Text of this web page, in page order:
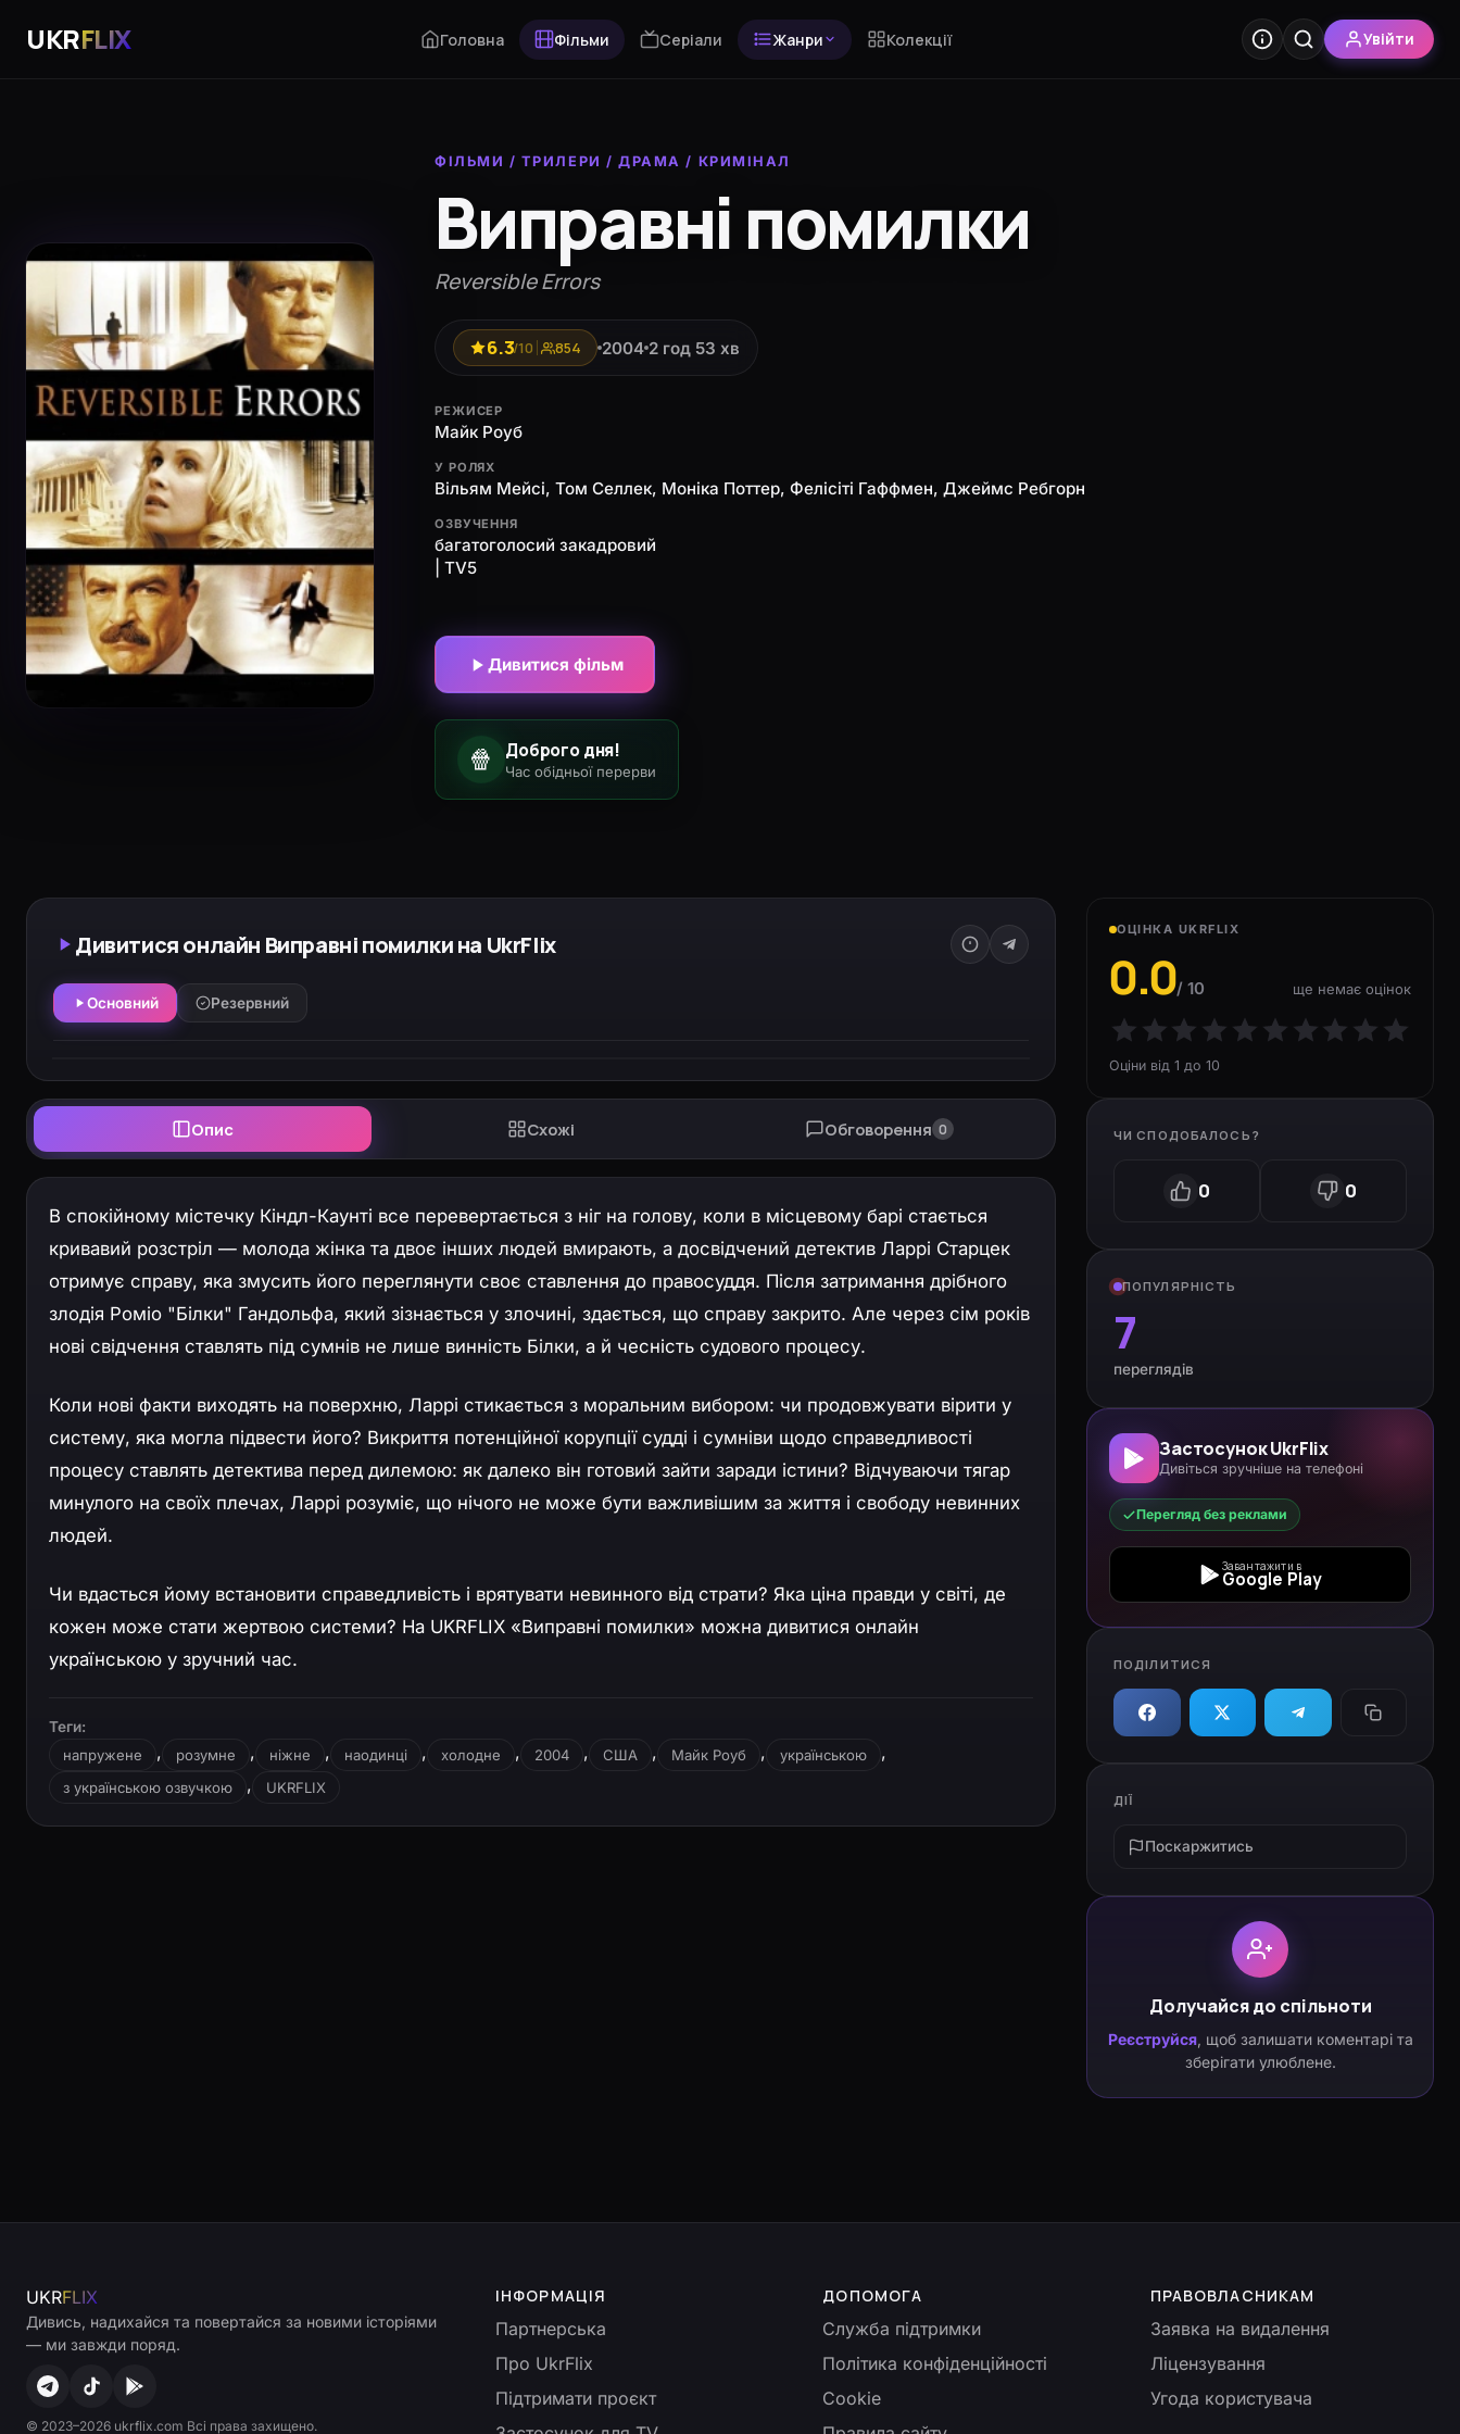
UKRFLIX Головна Фільми Серіали Жанри Колекції Увійти
ФІЛЬМИ / ТРИЛЕРИ /ДРАМА / КРИМІНАЛ
Виправні помилки
Reversible Errors
6.3/10 854 2004 2 год 53 хв
РЕЖИСЕР
Майк Роуб
У РОЛЯХ
Вільям Мейсі, Том Селлек, Моніка Поттер, Фелісіті Гаффмен, Джеймс Ребгорн
ОЗВУЧЕННЯ
багатоголосий закадровий
| TV5
Дивитися фільм
🍿 Доброго дня!
Час обідньої перерви
Дивитися онлайн Виправні помилки на UkrFlix
Основний Резервний
Опис Схожі Обговорення 0
В спокійному містечку Кіндл-Каунті все перевертається з ніг на голову, коли в місцевому барі стається
кривавий розстріл — молода жінка та двоє інших людей вмирають, а досвідчений детектив Ларрі Старцек
отримує справу, яка змусить його переглянути своє ставлення до правосуддя. Після затримання дрібного
злодія Роміо "Білки" Гандольфа, який зізнається у злочині, здається, що справу закрито. Але через сім років
нові свідчення ставлять під сумнів не лише винність Білки, а й чесність судового процесу.
Коли нові факти виходять на поверхню, Ларрі стикається з моральним вибором: чи продовжувати вірити у
систему, яка могла підвести його? Викриття потенційної корупції судді і сумніви щодо справедливості
процесу ставлять детектива перед дилемою: як далеко він готовий зайти заради істини? Відчуваючи тягар
минулого на своїх плечах, Ларрі розуміє, що нічого не може бути важливішим за життя і свободу невинних
людей.
Чи вдасться йому встановити справедливість і врятувати невинного від страти? Яка ціна правди у світі, де
кожен може стати жертвою системи? На UKRFLIX «Виправні помилки» можна дивитися онлайн
українською у зручний час.
Теги:
напружене
, розумне , ніжне , наодинці , холодне , 2004 , США , Майк Роуб , українською ,
з українською озвучкою , UKRFLIX
ОЦІНКА UKRFLIX
0.0/ 10 ще немає оцінок
Оціни від 1 до 10
ЧИ СПОДОБАЛОСЬ?
0 0
ПОПУЛЯРНІСТЬ
7
переглядів
Застосунок UkrFlix
Дивіться зручніше на телефоні
Перегляд без реклами
Завантажити в
Google Play
ПОДІЛИТИСЯ
ДІЇ
Поскаржитись
Долучайся до спільноти
Реєструйся, щоб залишати коментарі та
зберігати улюблене.
UKRFLIX
Дивись, надихайся та повертайся за новими історіями
— ми завжди поряд.
© 2023–2026 ukrflix.com Всі права захищено.
ІНФОРМАЦІЯ
Партнерська
Про UkrFlix
Підтримати проєкт
ДОПОМОГА
Служба підтримки
Політика конфіденційності
Cookie
ПРАВОВЛАСНИКАМ
Заявка на видалення
Ліцензування
Угода користувача